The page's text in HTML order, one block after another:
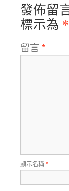
發佈留
標示為 *
留言 *
顯示名稱*